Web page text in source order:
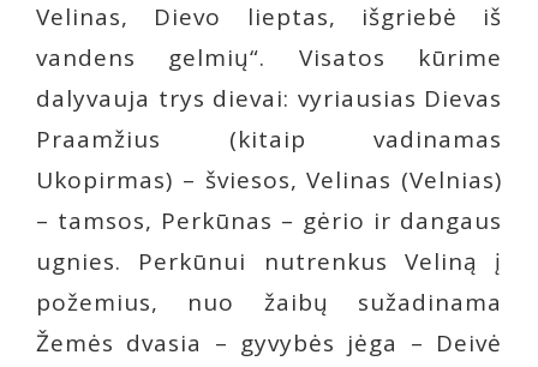
Velinas, Dievo lieptas, išgriebė iš
vandens gelmių“. Visatos kūrime
dalyvauja trys dievai: vyriausias Dievas
Praamžius (kitaip vadinamas
Ukopirmas) – šviesos, Velinas (Velnias)
– tamsos, Perkūnas – gėrio ir dangaus
ugnies. Perkūnui nutrenkus Veliną į
požemius, nuo žaibų sužadinama
Žemės dvasia – gyvybės jėga – Deivė